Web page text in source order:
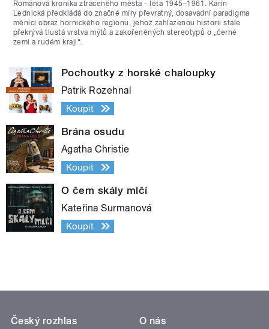
Románová kronika ztraceného města - léta 1945–1961. Karin
Lednická předkládá do značné míry převratný, dosavadní paradigma
měnící obraz hornického regionu, jehož zahlazenou historii stále
překrývá tlustá vrstva mýtů a zakořeněných stereotypů o „černé
zemi a rudém kraji“.
Pochoutky z horské chaloupky
Patrik Rozehnal
Koupit
Brána osudu
Agatha Christie
Koupit
O čem skály mlčí
Kateřina Surmanová
Koupit
Český rozhlas
O nás